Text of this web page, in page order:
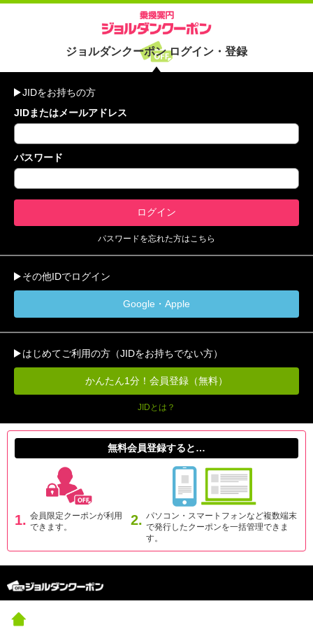
ジョルダンクーポン ログイン・登録
JIDをお持ちの方
JIDまたはメールアドレス
パスワード
パスワードを忘れた方はこちら
その他IDでログイン
Google・Apple
はじめてご利用の方（JIDをお持ちでない方）
かんたん1分！会員登録（無料）
JIDとは？
無料会員登録すると…
1. 会員限定クーポンが利用
できます。
2. パソコン・スマートフォンなど複数端末
で発行したクーポンを一括管理できま
す。